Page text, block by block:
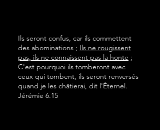
Ils seront confus, car ils commettent
des abominations ; Ils ne rougissent
pas, ils ne connaissent pas la honte ;
C'est pourquoi ils tomberont avec
ceux qui tombent, ils seront renversés
quand je les châtierai, dit l'Éternel.
Jérémie 6.15